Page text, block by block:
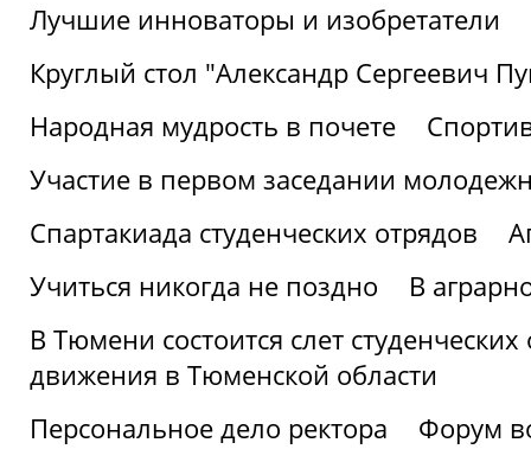
Лучшие инноваторы и изобретатели
Круглый стол "Александр Сергеевич
Народная мудрость в почете
Участие в первом заседании
Спартакиада студенческих отрядов
Учиться никогда не поздно
В
В Тюмени состоится слет
движения в Тюменской области
Персональное дело ректора
Форум